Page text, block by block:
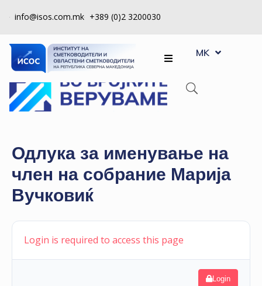
info@isos.com.mk +389 (0)2 3200030
ЗА
НАС
РЕГИСТРИ
НА
КВАЛИТЕТ
КАКО
СТАНАМ
ЧЛЕН
MK
SQ
Одлука за именување на
член на собрание Марија
Вучковиќ
Login is required to access this page
Login